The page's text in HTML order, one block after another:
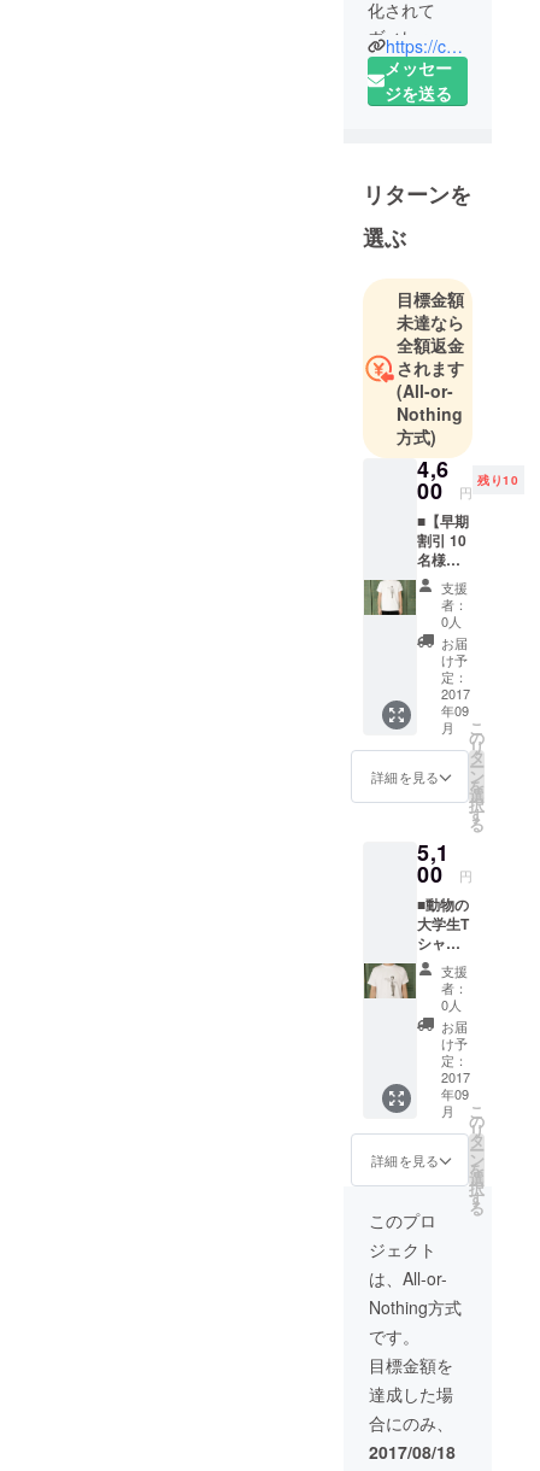
化されて
ヴィレッジ
ヴァンガー
ドで売られ
レッジヴァ
ンガード協
⼒による、
個⼈でも企
業でもグ
ループでも
応募可能な
無差別級の
企画コンペ
です。
投稿された
アイディア
を「ヴィ
レッジヴァ
ンガード」
オンライン
ストアのバ
イヤーが審
査し、イラ
ストを服や
バッグに具
現化する
「STARted
」が応募さ
ムを製造し
ます。そし
てクラウド
ファンディ
ングで⽀援
者が集まっ
たら商品化
支援した上
で、ご不明
な点がござ
いました
載の上、下
記連絡先に
お問い合わ
せください
ませ。
village-
vanguard@c
amp-fire.jp
どうぞよろ
https://camp-fire.jp/pages/villagevanguard
メッセー
ジを送る
リターンを
選ぶ
目標金額
未達なら
全額返金
されます
(All-or-
Nothing
方式)
4,6
00 円
残り10
■【早期
割引 10
名様限
定】動
物の大
学生T
シャ
ツ 1着
一般販
売価格
は5,600
円（税
込）を
予定し
ている
す！
支援
者：
0人
お届
け予
定：
2017
年09
月
詳細を見る
こ
の
リ
タ
ー
ン
を
選
択
す
る
5,1
00 円
■動物の
大学生T
シャ
ツ 1着
一般販
売価格
は5,600
円（税
込）を
予定し
ている
ためお
得で
す！
支援
者：
0人
お届
け予
定：
2017
年09
月
詳細を見る
こ
の
リ
タ
ー
ン
を
選
択
す
る
このプロ
ジェクト
は、All-or-
Nothing方式
です。
目標金額を
達成した場
合にのみ、
2017/08/18